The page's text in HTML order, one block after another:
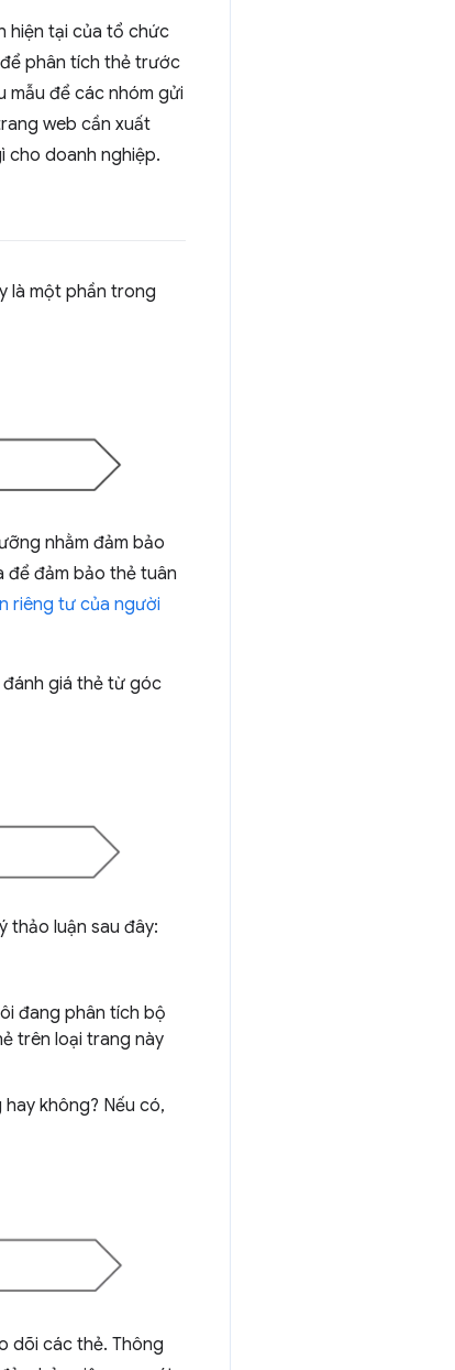
hiện tại của tổ chức
phân tích thẻ trước
mẫu để các nhóm gửi
web cần xuất
cho doanh nghiệp.
là một phần trong
nhằm đảm bảo
để đảm bảo thẻ tuân
riêng tư của người
giá thẻ từ góc
thảo luận sau đây:
đang phân tích bộ
trên loại trang này
không? Nếu có,
dõi các thẻ. Thông